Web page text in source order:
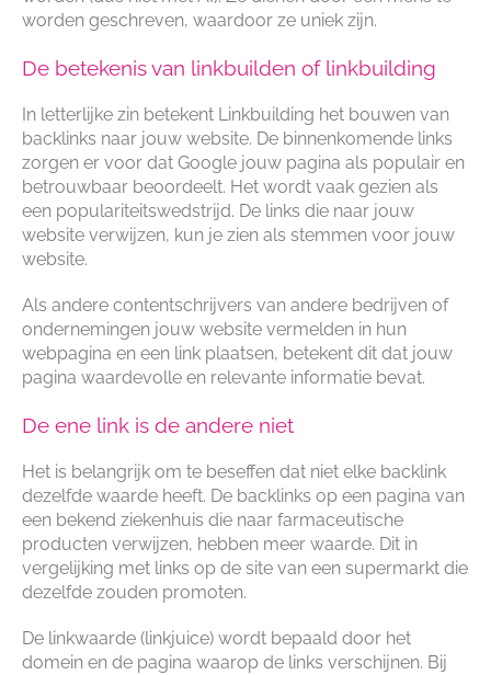
worden geschreven, waardoor ze uniek zijn.
De betekenis van linkbuilden of linkbuilding
In letterlijke zin betekent Linkbuilding het bouwen van
backlinks naar jouw website. De binnenkomende links
zorgen er voor dat Google jouw pagina als populair en
betrouwbaar beoordeelt. Het wordt vaak gezien als
een populariteitswedstrijd. De links die naar jouw
website verwijzen, kun je zien als stemmen voor jouw
website.
Als andere contentschrijvers van andere bedrijven of
ondernemingen jouw website vermelden in hun
webpagina en een link plaatsen, betekent dit dat jouw
pagina waardevolle en relevante informatie bevat.
De ene link is de andere niet
Het is belangrijk om te beseffen dat niet elke backlink
dezelfde waarde heeft. De backlinks op een pagina van
een bekend ziekenhuis die naar farmaceutische
producten verwijzen, hebben meer waarde. Dit in
vergelijking met links op de site van een supermarkt die
dezelfde zouden promoten.
De linkwaarde (linkjuice) wordt bepaald door het
domein en de pagina waarop de links verschijnen. Bij